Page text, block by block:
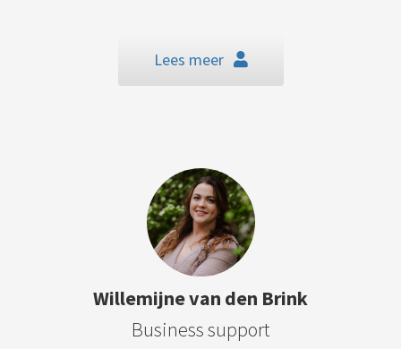
Lees meer
Willemijne van den Brink
Business support